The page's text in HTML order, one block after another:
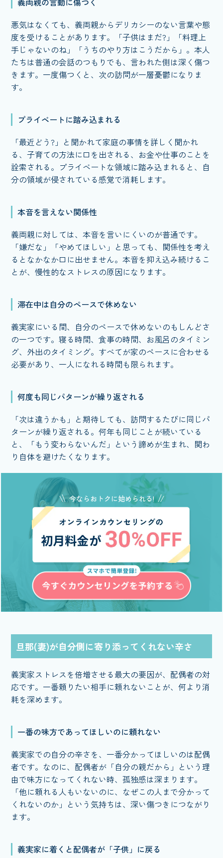
悪気はなくても、義両親からデリカシーのない言葉や態
度を受けることがあります。「子供はまだ?」「料理上
手じゃないのね」「うちのやり方はこうだから」。本人
たちは普通の会話のつもりでも、言われた側は深く傷つ
きます。一度傷つくと、次の訪問が一層憂鬱になりま
す。
プライベートに踏み込まれる
「最近どう?」と聞かれて家庭の事情を詳しく聞かれ
る、子育ての方法に口を出される、お金や仕事のことを
詮索される。プライベートな領域に踏み込まれると、自
分の領域が侵されている感覚で消耗します。
本音を言えない関係性
義両親に対しては、本音を言いにくいのが普通です。
「嫌だな」「やめてほしい」と思っても、関係性を考え
るとなかなか口に出せません。本音を抑え込み続けるこ
とが、慢性的なストレスの原因になります。
滞在中は自分のペースで休めない
義実家にいる間、自分のペースで休めないのもしんどさ
の一つです。寝る時間、食事の時間、お風呂のタイミン
グ、外出のタイミング。すべてが家のペースに合わせる
必要があり、一人になれる時間も限られます。
何度も同じパターンが繰り返される
「次は違うかも」と期待しても、訪問するたびに同じパ
ターンが繰り返される。何年も同じことが続いている
と、「もう変わらないんだ」という諦めが生まれ、関わ
り自体を避けたくなります。
今ならおトクに始められる!
旦那(妻)が自分側に寄り添ってくれない辛さ
義実家ストレスを倍増させる最大の要因が、配偶者の対
応です。一番頼りたい相手に頼れないことが、何より消
耗を深めます。
一番の味方であってほしいのに頼れない
義実家での自分の辛さを、一番分かってほしいのは配偶
者です。なのに、配偶者が「自分の親だから」という理
由で味方になってくれない時、孤独感は深まります。
「他に頼れる人もいないのに、なぜこの人まで分かって
くれないのか」という気持ちは、深い傷つきにつながり
ます。
義実家に着くと配偶者が「子供」に戻る